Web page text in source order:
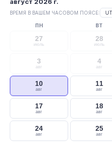
ВРЕМЯ В ВАШЕМ ЧАСОВОМ ПОЯСЕ:
ПН ВТ
27
июль
28
июль
3
авг
4
авг
10
авг
11
авг
17
авг
18
авг
24
авг
25
авг